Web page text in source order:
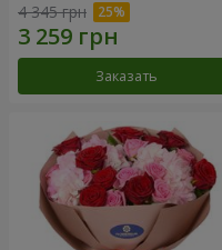
4 345 грн
Заказать